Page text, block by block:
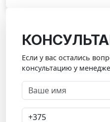
Если у вас остались
консультацию у